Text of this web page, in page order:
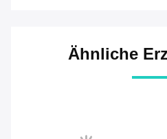
Ähnliche